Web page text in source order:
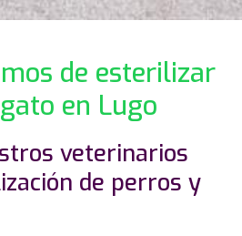
de esterilizar
en Lugo
veterinarios
de perros y